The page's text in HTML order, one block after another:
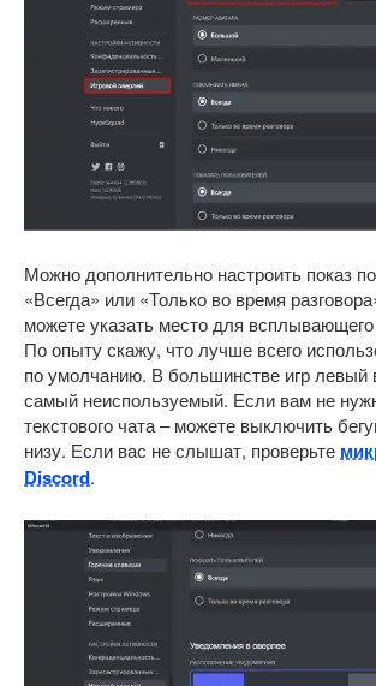
Можно дополнительно настроить показ
«Всегда» или «Только во время
можете указать место для
По опыту скажу, что лучше всего
по умолчанию. В большинстве игр левый
самый неиспользуемый. Если вам не
текстового чата – можете выключить
низу. Если вас не слышат, проверьте
Discord.